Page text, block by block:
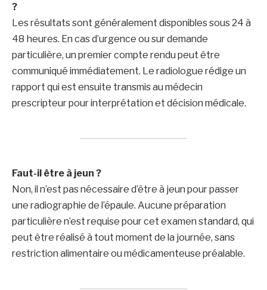
?
Les résultats sont généralement disponibles sous 24 à
48 heures. En cas d’urgence ou sur demande
particulière, un premier compte rendu peut être
communiqué immédiatement. Le radiologue rédige un
rapport qui est ensuite transmis au médecin
prescripteur pour interprétation et décision médicale.
Faut-il être à jeun ?
Non, il n’est pas nécessaire d’être à jeun pour passer
une radiographie de l’épaule. Aucune préparation
particulière n’est requise pour cet examen standard, qui
peut être réalisé à tout moment de la journée, sans
restriction alimentaire ou médicamenteuse préalable.